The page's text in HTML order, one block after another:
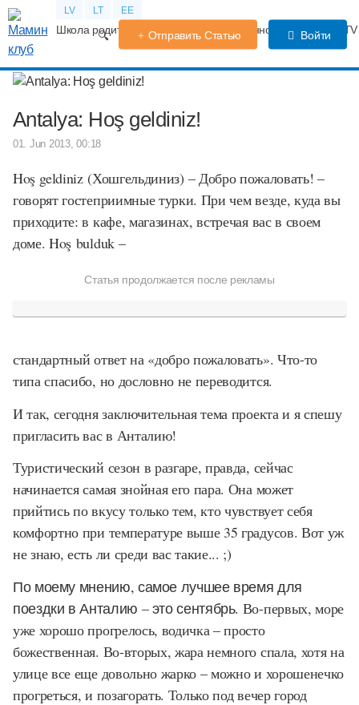
LV LT EE
Школа родителей Календарь беременности Форум
Отправить Статью Войти
Antalya: Hoş geldiniz!
01. Jun 2013, 00:18
Hoş geldiniz (Хошгельдиниз) – Добро пожаловать! –
говорят гостеприимные турки. При чем везде, куда вы
приходите: в кафе, магазинах, встречая вас в своем
доме. Hoş bulduk –
Статья продолжается после рекламы
стандартный ответ на «добро пожаловать». Что-то
типа спасибо, но дословно не переводится.
И так, сегодня заключительная тема проекта и я спешу
пригласить вас в Анталию!
Туристический сезон в разгаре, правда, сейчас
начинается самая знойная его пара. Она может
прийтись по вкусу только тем, кто чувствует себя
комфортно при температуре выше 35 градусов. Вот уж
не знаю, есть ли среди вас такие... ;)
По моему мнению, самое лучшее время для
поездки в Анталию – это сентябрь. Во-первых, море
уже хорошо прогрелось, водичка – просто
божественная. Во-вторых, жара немного спала, хотя на
улице все еще довольно жарко – можно и хорошенечко
прогреться, и позагорать. Только под вечер город